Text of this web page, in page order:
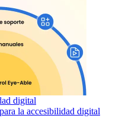
digital
la accesibilidad digital